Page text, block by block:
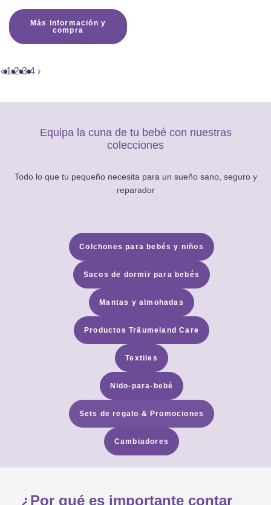
Más información y
compra
‹ 1 2 3 4 ›
Equipa la cuna de tu bebé con nuestras
colecciones
Todo lo que tu pequeño necesita para un sueño sano, seguro y
reparador
Colchones para bebés y niños
Sacos de dormir para bebés
Mantas y almohadas
Productos Träumeland Care
Textiles
Nido-para-bebé
Sets de regalo & Promociones
Cambiadores
¿Por qué es importante contar